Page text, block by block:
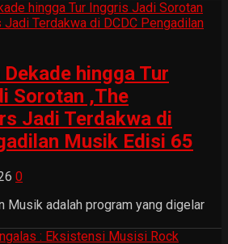
Dekade hingga Tur
Sorotan ,The
Jadi Terdakwa di
Musik Edisi 65
0
Musik adalah program yang digelar